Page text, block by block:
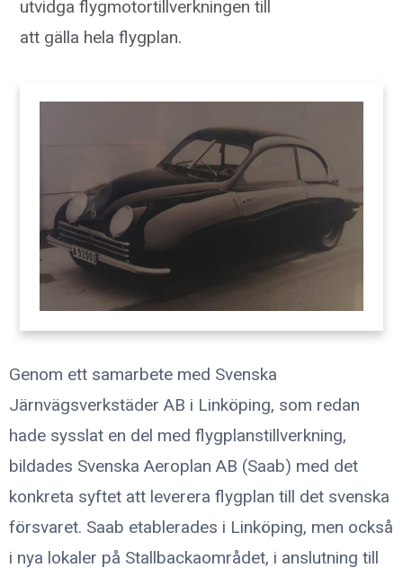
utvidga flygmotortillverkningen till
att gälla hela flygplan.
Genom ett samarbete med Svenska
Järnvägsverkstäder AB i Linköping, som redan
hade sysslat en del med flygplanstillverkning,
bildades Svenska Aeroplan AB (Saab) med det
konkreta syftet att leverera flygplan till det svenska
försvaret. Saab etablerades i Linköping, men också
i nya lokaler på Stallbackaområdet, i anslutning till